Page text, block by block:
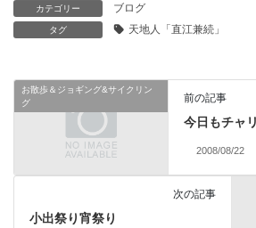
カテゴリー ブログ
タグ 天地人「直江兼続」
お散歩＆ジョギング&サイクリン
グ
前の記事
今日もチャ
2008/08/22
次の記事
小出祭り宵祭り